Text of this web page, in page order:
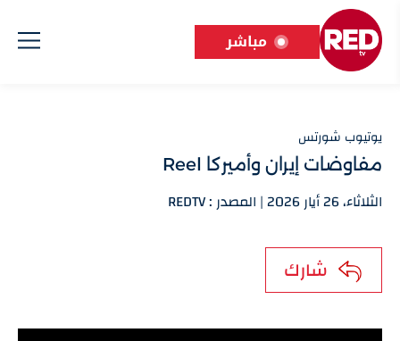
مباشر
يوتيوب شورتس
مفاوضات إيران وأميركا Reel
الثلاثاء، 26 أيار 2026 | المصدر : REDTV
شارك